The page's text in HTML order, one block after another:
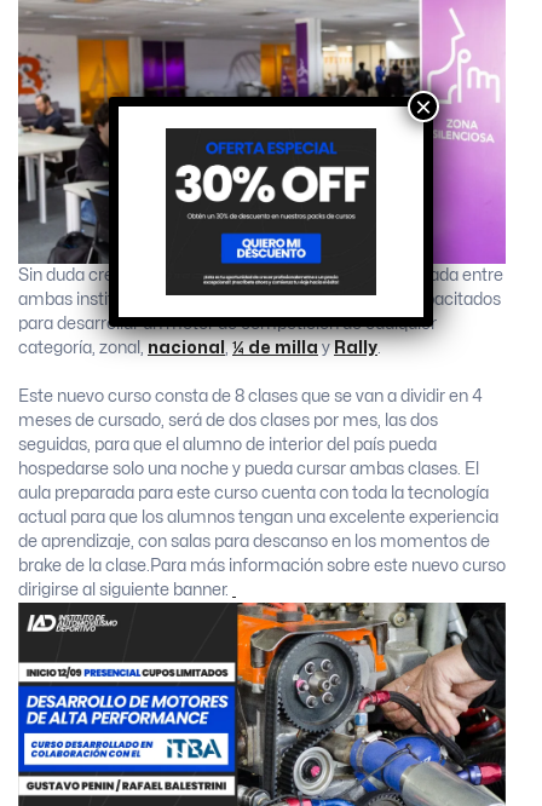
Sin duda creemos, que esta nueva capacitación brindada entre
ambas instituciones, creará egresados altamente capacitados
para desarrollar un motor de competición de cualquier
categoría, zonal,nacional,¼ de millayRally.
Este nuevo curso consta de 8 clases que se van a dividir en 4
meses de cursado, será de dos clases por mes, las dos
seguidas, para que el alumno de interior del país pueda
hospedarse solo una noche y pueda cursar ambas clases.
El
aula preparada para este curso cuenta con toda la tecnología
actual para que los alumnos tengan una excelente experiencia
de aprendizaje, con salas para descanso en los momentos de
brake de la clase. Para más información sobre este nuevo curso
dirigirse al siguiente banner.
×